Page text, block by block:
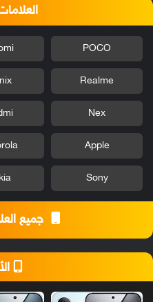
POCO
Realme
Nex
Apple
Sony
جميع